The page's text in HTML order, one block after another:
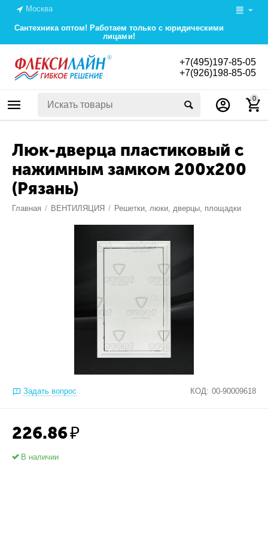
Москва
Сантехника оптом! Работаем только с юридическими
лицами!
+7(495)197-85-05
+7(926)198-85-05
0
Люк-дверца пластиковый с
нажимным замком 200х200
(Рязань)
Главная / ВЕНТИЛЯЦИЯ / Решетки, люки, дверцы, площадки
Задать вопрос КОД: 00-90009618
226.86₽
В наличии